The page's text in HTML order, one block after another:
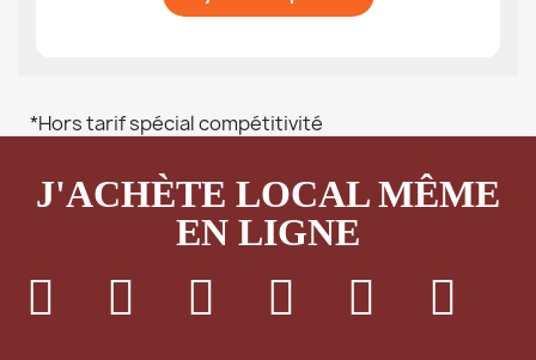
*Hors tarif spécial compétitivité
J'ACHÈTE LOCAL MÊME
EN LIGNE